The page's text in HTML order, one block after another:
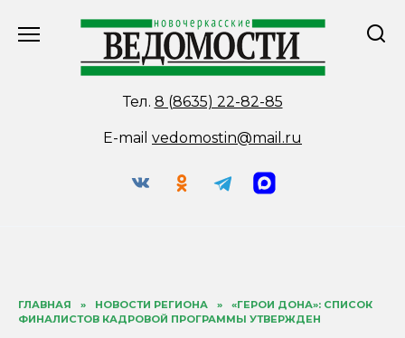
Тел. 8 (8635) 22-82-85
E-mail vedomostin@mail.ru
ГЛАВНАЯ » НОВОСТИ РЕГИОНА »
«ГЕРОИ ДОНА»: СПИСОК
ФИНАЛИСТОВ КАДРОВОЙ ПРОГРАММЫ УТВЕРЖДЕН